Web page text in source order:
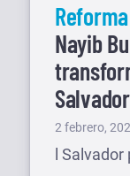
Nayib
Salvador
Publicado
el
2 febrero,
l